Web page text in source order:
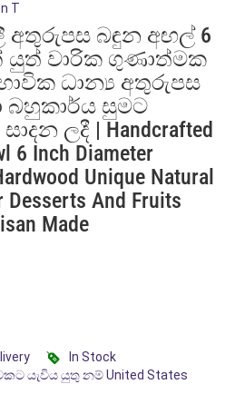
T
අතුරුපස බඳුන අඟල් 6
වාරික ගුණාත්මක
ධාන්‍ය අතුරුපස
බහුකාර්ය සුමට
ලදී | Handcrafted
6 Inch Diameter
Unique Natural
Desserts And Fruits
Made
In Stock
යැවිය යුතු නම් United States